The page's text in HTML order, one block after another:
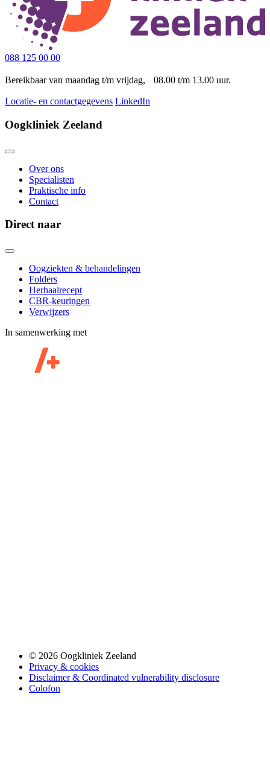
088 125 00 00
Bereikbaar van maandag t/m vrijdag, 08.00 t/m 13.00 uur.
Locatie- en contactgegevens LinkedIn
Oogkliniek Zeeland
Over ons
Specialisten
Praktische info
Contact
Direct naar
Oogziekten & behandelingen
Folders
Herhaalrecept
CBR-keuringen
Verwijzers
In samenwerking met
© 2026 Oogkliniek Zeeland
Privacy & cookies
Disclaimer & Coordinated vulnerability disclosure
Colofon